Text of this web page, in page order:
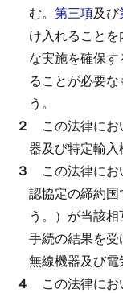
む。 第三項及び
け入れること
な実施を確保
ることが必要
う。
２ この法律に
器及び特定輸入
３ この法律に
認協定の締約
う。）が当該
手続の結果を受
無線機器及び電
４ この法律に